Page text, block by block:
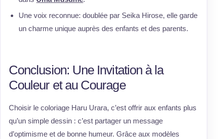
Une voix reconnue: doublée par Seika Hirose, elle garde
un charme unique auprès des enfants et des parents.
Conclusion: Une Invitation à la
Couleur et au Courage
Choisir le coloriage Haru Urara, c’est offrir aux enfants plus
qu’un simple dessin : c’est partager un message
d’optimisme et de bonne humeur. Grâce aux modèles